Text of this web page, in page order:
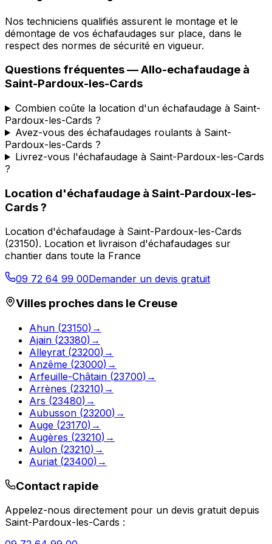
Nos techniciens qualifiés assurent le montage et le
démontage de vos échafaudages sur place, dans le
respect des normes de sécurité en vigueur.
Questions fréquentes —Allo-echafaudage à
Saint-Pardoux-les-Cards
Combien coûte la location d'un échafaudage à Saint-
Pardoux-les-Cards ?
Avez-vous des échafaudages roulants à Saint-
Pardoux-les-Cards ?
Livrez-vous l'échafaudage à Saint-Pardoux-les-Cards
?
Location d'échafaudage à Saint-Pardoux-les-
Cards?
Location d'échafaudage à Saint-Pardoux-les-Cards
(23150). Location et livraison d'échafaudages sur
chantier dans toute la France
09 72 64 99 00Demander un devis gratuit
Villes proches dans le Creuse
Ahun (23150) →
Ajain (23380) →
Alleyrat (23200) →
Anzême (23000) →
Arfeuille-Châtain (23700) →
Arrènes (23210) →
Ars (23480) →
Aubusson (23200) →
Auge (23170) →
Augères (23210) →
Aulon (23210) →
Auriat (23400) →
Contact rapide
Appelez-nous directement pour un devis gratuit depuis
Saint-Pardoux-les-Cards :